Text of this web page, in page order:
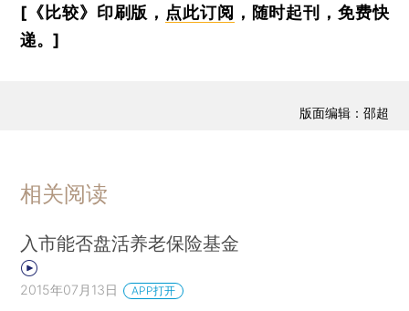
[《比较》印刷版， 点此订阅 ，随时起刊，免费快
递。]
版面编辑：邵超
相关阅读
入市能否盘活养老保险基金
2015年07月13日 APP打开